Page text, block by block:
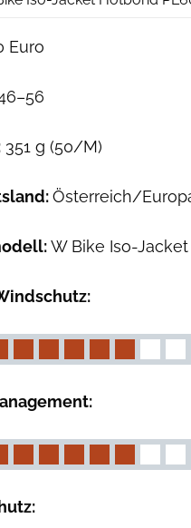
Euro
351 g (50/M)
Österreich/
W Bike Iso-